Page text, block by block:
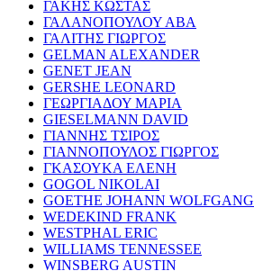
ΓΑΚΗΣ ΚΩΣΤΑΣ
ΓΑΛΑΝΟΠΟΥΛΟΥ ΑΒΑ
ΓΑΛΙΤΗΣ ΓΙΩΡΓΟΣ
GELMAN ALEXANDER
GENET JEAN
GERSHE LEONARD
ΓΕΩΡΓΙΑΔΟΥ ΜΑΡΙΑ
GIESELMANN DAVID
ΓΙΑΝΝΗΣ ΤΣΙΡΟΣ
ΓΙΑΝΝΟΠΟΥΛΟΣ ΓΙΩΡΓΟΣ
ΓΚΑΣΟΥΚΑ ΕΛΕΝΗ
GOGOL NIKOLAI
GOETHE JOHANN WOLFGANG
WEDEKIND FRANK
WESTPHAL ERIC
WILLIAMS TENNESSEE
WINSBERG AUSTIN